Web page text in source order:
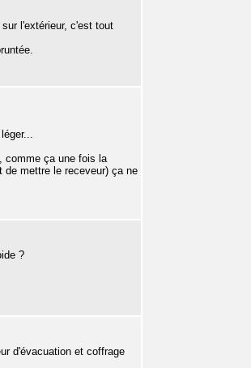
l'extérieur, c'est tout
comme ça une fois la
mettre le receveur) ça ne
?
d'évacuation et coffrage